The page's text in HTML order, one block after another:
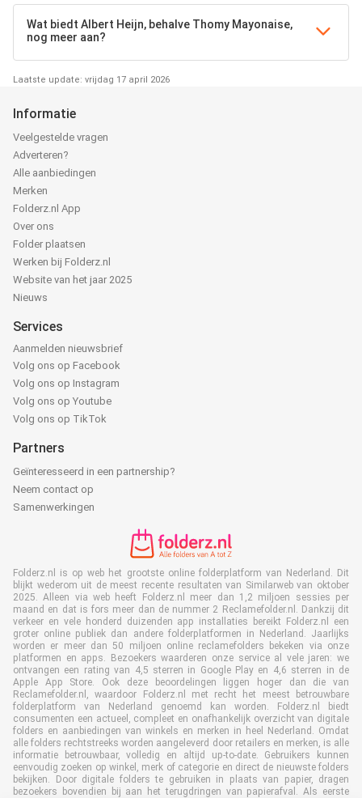
Wat biedt Albert Heijn, behalve Thomy Mayonaise,
nog meer aan?
Laatste update: vrijdag 17 april 2026
Informatie
Veelgestelde vragen
Adverteren?
Alle aanbiedingen
Merken
Folderz.nl App
Over ons
Folder plaatsen
Werken bij Folderz.nl
Website van het jaar 2025
Nieuws
Services
Aanmelden nieuwsbrief
Volg ons op Facebook
Volg ons op Instagram
Volg ons op Youtube
Volg ons op TikTok
Partners
Geïnteresseerd in een partnership?
Neem contact op
Samenwerkingen
Folderz.nl is op web het grootste online folderplatform van Nederland. Dit
blijkt wederom uit de meest recente resultaten van Similarweb van oktober
2025. Alleen via web heeft Folderz.nl meer dan 1,2 miljoen sessies per
maand en dat is fors meer dan de nummer 2 Reclamefolder.nl. Dankzij dit
verkeer en vele honderd duizenden app installaties bereikt Folderz.nl een
groter online publiek dan andere folderplatformen in Nederland. Jaarlijks
worden er meer dan 50 miljoen online reclamefolders bekeken via onze
platformen en apps. Bezoekers waarderen onze service al vele jaren: we
ontvangen een rating van 4,5 sterren in Google Play en 4,6 sterren in de
Apple App Store. Ook deze beoordelingen liggen hoger dan die van
Reclamefolder.nl, waardoor Folderz.nl met recht het meest betrouwbare
folderplatform van Nederland genoemd kan worden. Folderz.nl biedt
consumenten een actueel, compleet en onafhankelijk overzicht van digitale
folders en aanbiedingen van winkels en merken in heel Nederland. Omdat
alle folders rechtstreeks worden aangeleverd door retailers en merken, is alle
informatie betrouwbaar, volledig en altijd up-to-date. Gebruikers kunnen
eenvoudig zoeken op winkel, merk of categorie en direct de nieuwste folders
bekijken. Door digitale folders te gebruiken in plaats van papier, dragen
bezoekers bovendien bij aan het terugdringen van papierafval. Als eerste